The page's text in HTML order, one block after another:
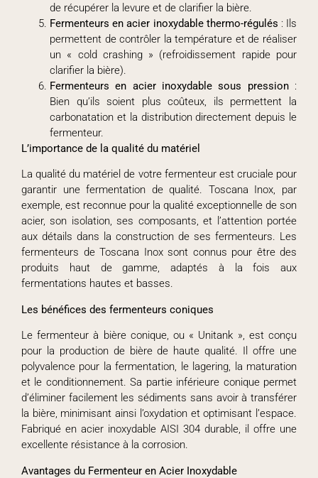
de récupérer la levure et de clarifier la bière.
Fermenteurs en acier inoxydable thermo-régulés : Ils
permettent de contrôler la température et de réaliser
un « cold crashing » (refroidissement rapide pour
clarifier la bière).
Fermenteurs en acier inoxydable sous pression:
Bien qu’ils soient plus coûteux, ils permettent la
carbonatation et la distribution directement depuis le
fermenteur.
L’importance de la qualité du matériel
La qualité du matériel de votre fermenteur est cruciale pour
garantir une fermentation de qualité. Toscana Inox, par
exemple, est reconnue pour la qualité exceptionnelle de son
acier, son isolation, ses composants, et l’attention portée
aux détails dans la construction de ses fermenteurs. Les
fermenteurs de Toscana Inox sont connus pour être des
produits haut de gamme, adaptés à la fois aux
fermentations hautes et basses.
Les bénéfices des fermenteurs coniques
Le fermenteur à bière conique, ou « Unitank », est conçu
pour la production de bière de haute qualité. Il offre une
polyvalence pour la fermentation, le lagering, la maturation
et le conditionnement. Sa partie inférieure conique permet
d’éliminer facilement les sédiments sans avoir à transférer
la bière, minimisant ainsi l’oxydation et optimisant l’espace.
Fabriqué en acier inoxydable AISI 304 durable, il offre une
excellente résistance à la corrosion.
Avantages du Fermenteur en Acier Inoxydable